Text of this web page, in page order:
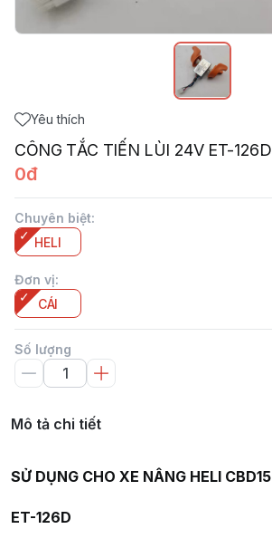
Yêu thích
CÔNG TẮC TIẾN LÙI 24V ET-
0đ
Chuyên biệt:
HELI
Đơn vị:
CÁI
Số lượng
Mô tả chi tiết
SỬ DỤNG CHO XE NÂNG HELI CBD15
ET-126D